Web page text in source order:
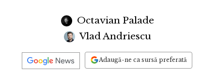
Octavian Palade
Vlad Andriescu
Adaugă-ne ca sursă preferată